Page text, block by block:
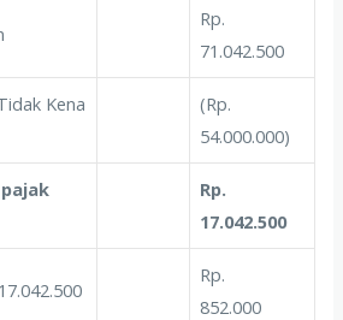
Rp.
71.042.500
Kena
(Rp.
54.000.000)
Rp.
17.042.500
Rp.
852.000